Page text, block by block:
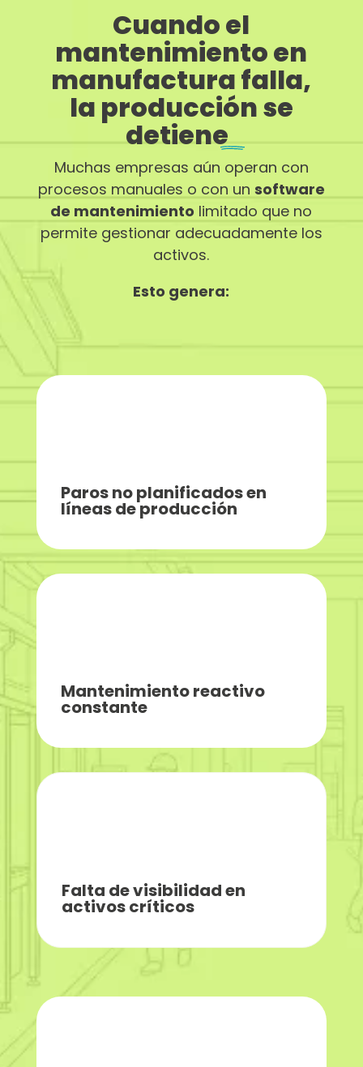
Cuando el
mantenimiento en
manufactura falla,
la producción se
detiene
Muchas empresas aún operan con
procesos manuales o con un software
de mantenimiento limitado que no
permite gestionar adecuadamente los
activos.
Esto genera:
Paros no planificados en
líneas de producción
Mantenimiento reactivo
constante
Falta de visibilidad en
activos críticos